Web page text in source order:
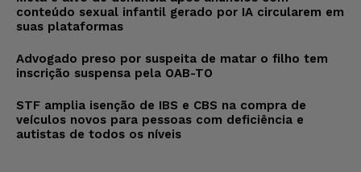
conteúdo sexual infantil gerado por IA circularem em
suas plataformas
Advogado preso por suspeita de matar o filho tem
inscrição suspensa pela OAB-TO
STF amplia isenção de IBS e CBS na compra de
veículos novos para pessoas com deficiência e
autistas de todos os níveis